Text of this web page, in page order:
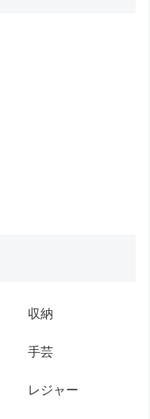
収納
手芸
レジャー